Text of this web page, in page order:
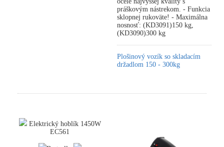
práškovým nástrekom. - Funkcia
sklopnej rukoväte! - Maximálna
nosnosť: (KD3091)150 kg,
(KD3090)300 kg
Plošinový vozík so skladacím
držadlom 150 - 300kg
Elektrický hoblík 1450W
EC561